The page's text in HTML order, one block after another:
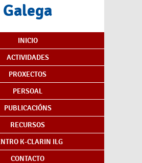
Galega
contidos
INICIO
ACTIVIDADES
PROXECTOS
PERSOAL
PUBLICACIÓNS
RECURSOS
K-CLARIN ILG
CONTACTO